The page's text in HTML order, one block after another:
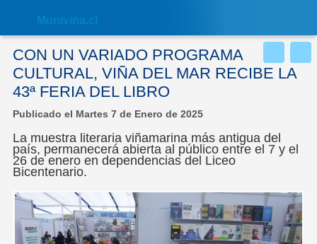
web
incluye
sistema
accesibilidad.
Munivina.cl
CON UN VARIADO PROGRAMA
CULTURAL, VIÑA DEL MAR RECIBE LA
43ª FERIA DEL LIBRO
Publicado el Martes 7 de Enero de 2025
La muestra literaria viñamarina más antigua del
país, permanecerá abierta al público entre el 7 y el
26 de enero en dependencias del Liceo
Bicentenario.